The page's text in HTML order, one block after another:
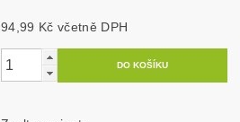
94,99 Kč včetně DPH